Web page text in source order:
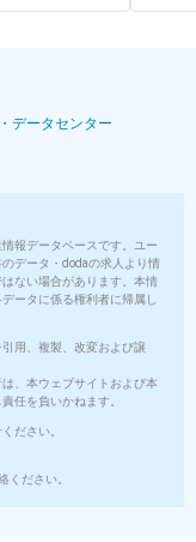
データセンター
報データベースです。ユー
データ・dodaの求人より情
ない場合があります。本情
ータに係る権利者に帰属し
用、複製、改変および譲
、本ウェブサイトおよび本
任を負いかねます。
ださい。
ください。